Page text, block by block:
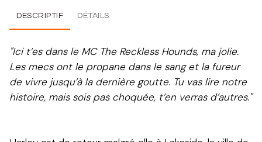
DESCRIPTIF DÉTAILS
"Ici t’es dans le MC The Reckless Hounds, ma jolie.
Les mecs ont le propane dans le sang et la fureur
de vivre jusqu’à la dernière goutte. Tu vas lire notre
histoire, mais sois pas choquée, t’en verras d’autres."